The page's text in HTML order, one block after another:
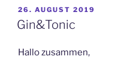
VERÖFFENTLICHT
AM
26. AUGUST 2019
Gin&Tonic
Hallo zusammen,